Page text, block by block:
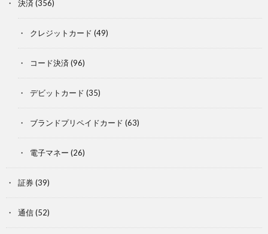
決済 (356)
クレジットカード (49)
コード決済 (96)
デビットカード (35)
ブランドプリペイドカード (63)
電子マネー (26)
証券(39)
通信(52)